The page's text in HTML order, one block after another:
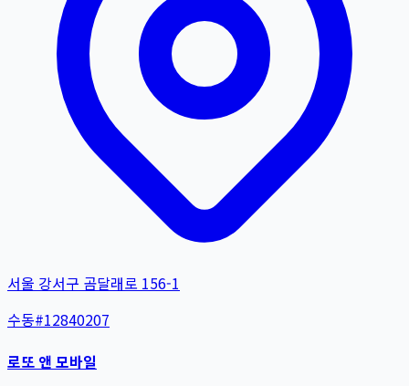
서울 강서구 곰달래로 156-1
수동#12840207
로또 앤 모바일